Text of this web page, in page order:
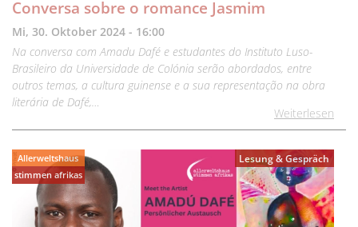
Conversa sobre o romance Jasmim
Mi, 30. Oktober 2024 - 16:00
Na conversa com Amadu Dafé e estudantes do Instituto Luso-
Brasileiro da Universidade de Colónia serão abordados, entre
outros temas, a cultura guinense e a sua representação na obra
literária de Dafé,…
Weiterlesen
Allerweltshaus
stimmen afrikas
Lesung & Gespräch